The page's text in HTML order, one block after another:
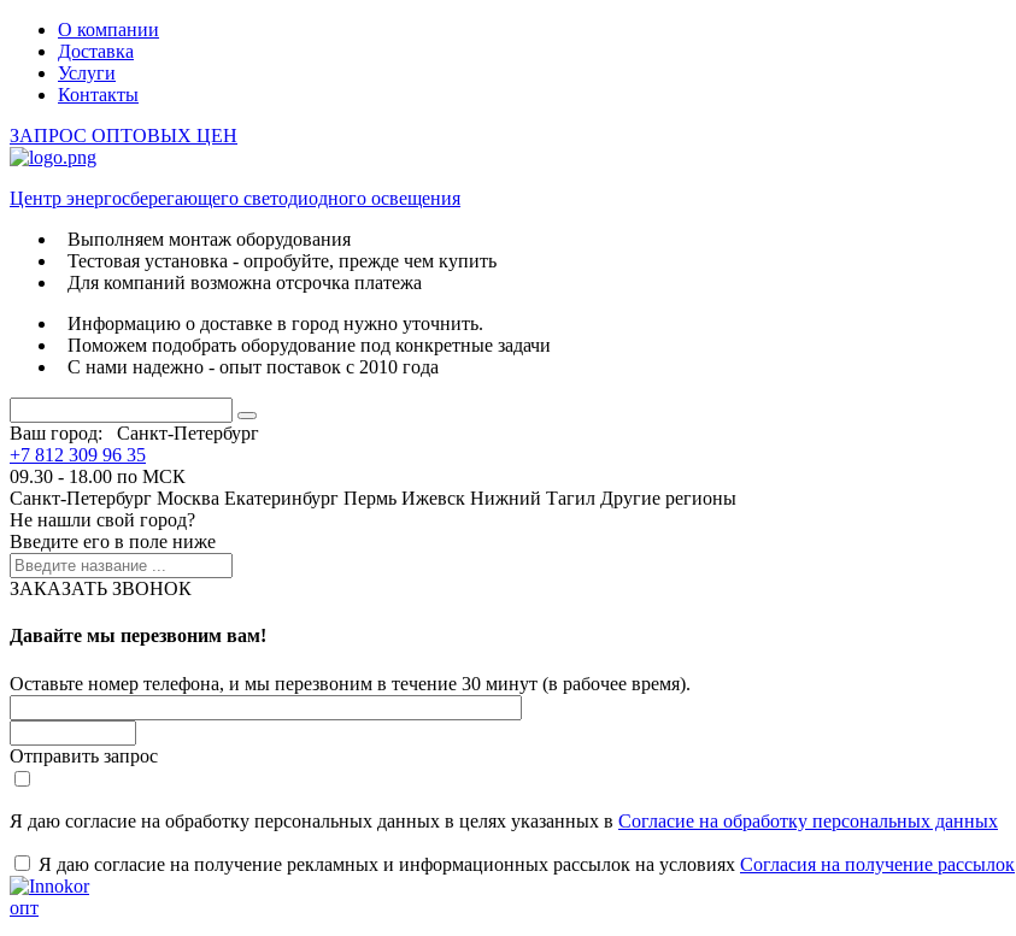
О компании
Доставка
Услуги
Контакты
ЗАПРОС ОПТОВЫХ ЦЕН
Центр энергосберегающего светодиодного освещения
Выполняем монтаж оборудования
Тестовая установка - опробуйте, прежде чем купить
Для компаний возможна отсрочка платежа
Информацию о доставке в город нужно уточнить.
Поможем подобрать оборудование под конкретные задачи
С нами надежно - опыт поставок с 2010 года
Ваш город:
Санкт-Петербург
+7 812 309 96 35
09.30 - 18.00 по МСК
Санкт-Петербург Москва Екатеринбург Пермь Ижевск Нижний Тагил Другие регионы
Не нашли свой город?
Введите его в поле ниже
ЗАКАЗАТЬ ЗВОНОК
Давайте мы перезвоним вам!
Оставьте номер телефона, и мы перезвоним в течение 30 минут (в рабочее время).
Отправить запрос
Я даю согласие на обработку персональных данных в целях указанных в Согласие на обработку персональных данных
Я даю согласие на получение рекламных и информационных рассылок на условиях Согласия на получение рассылок
опт